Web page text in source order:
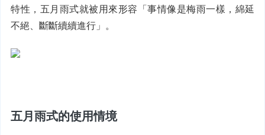
特性，五月雨式就被用來形容「事情像是梅雨一樣，綿延
不絕、斷斷續續進行」。
五月雨式的使用情境